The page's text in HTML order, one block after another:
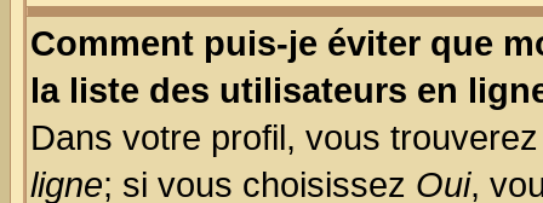
Comment puis-je éviter que
la liste des utilisateurs en
Dans votre profil, vous
ligne; si vous choisissez Oui,